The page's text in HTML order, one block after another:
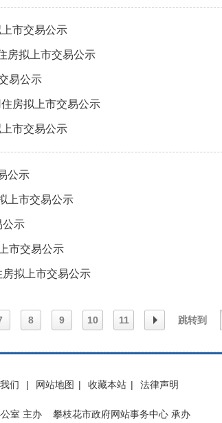
市交易公示
房拟上市交易公示
易公示
房拟上市交易公示
市交易公示
公示
上市交易公示
公示
市交易公示
拟上市交易公示
8 9 10 11
页
跳转到
们 | 网站地图 | 收藏本站 | 法律声明
室 主办 攀枝花市政府网站事务中心 承办